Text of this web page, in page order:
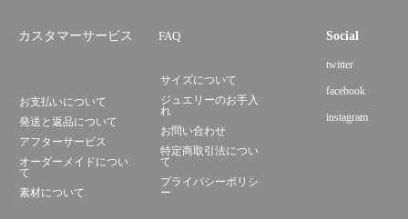
カスタマーサービス FAQ
お支払いについて
発送と返品について
アフターサービス
オーダーメイドについ
て
素材について
サイズについて
ジュエリーのお手入
れ
お問い合わせ
特定商取引法につい
て
プライバシーポリシ
ー
Social
twitter
facebook
instagram